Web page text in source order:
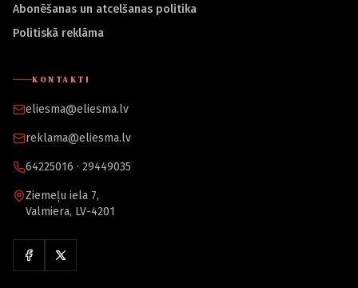
Abonēšanas un atcelšanas politika
Politiskā reklāma
KONTAKTI
eliesma@eliesma.lv
reklama@eliesma.lv
64225016 · 29449035
Ziemeļu iela 7,
Valmiera, LV-4201